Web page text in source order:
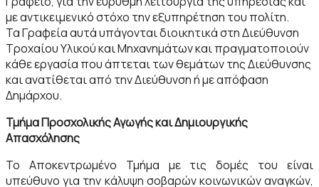
με αντικειμενικό στόχο την εξυπηρέτηση του πολίτη.
Τα Γραφεία αυτά υπάγονται διοικητικά στη Διεύθυνση
Τροχαίου Υλικού και Μηχανημάτων και πραγματοποιούν
κάθε εργασία που άπτεται των θεμάτων της Διεύθυνσης
και ανατίθεται από την Διεύθυνση ή με απόφαση
Δημάρχου.
Τμήμα Προσχολικής Αγωγής και Δημιουργικής
Απασχόλησης
Το Αποκεντρωμένο Τμήμα με τις δομές του είναι
υπεύθυνο για την κάλυψη σοβαρών κοινωνικών αναγκών,